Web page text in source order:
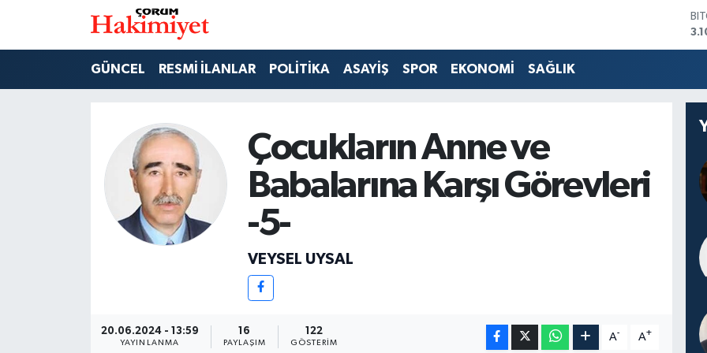
GÜNCEL RESMİ İLANLAR POLİTİKA ASAYİŞ SPOR EKONOMİ SAĞLIK
Çocukların Anne ve
Babalarına Karşı Görevleri
-5-
VEYSEL UYSAL
20.06.2024 - 13:59
YAYINLANMA
16
PAYLAŞIM
122
GÖSTERIM
A- A+
Nöbetçi Eczaneler
Çorum Namaz Vakitleri
Trafik Durumu
Süper Lig Puan Durumu ve Fikstür